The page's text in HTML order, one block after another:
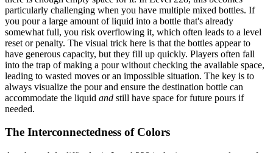
particularly challenging when you have multiple mixed bottles. If
you pour a large amount of liquid into a bottle that's already
somewhat full, you risk overflowing it, which often leads to a level
reset or penalty. The visual trick here is that the bottles appear to
have generous capacity, but they fill up quickly. Players often fall
into the trap of making a pour without checking the available space,
leading to wasted moves or an impossible situation. The key is to
always visualize the pour and ensure the destination bottle can
accommodate the liquid and still have space for future pours if
needed.
The Interconnectedness of Colors